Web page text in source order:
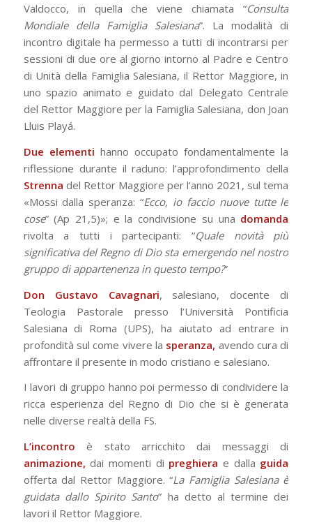
Valdocco, in quella che viene chiamata “Consulta
Mondiale della Famiglia Salesiana”. La modalità di
incontro digitale ha permesso a tutti di incontrarsi per
sessioni di due ore al giorno intorno al Padre e Centro
di Unità della Famiglia Salesiana, il Rettor Maggiore, in
uno spazio animato e guidato dal Delegato Centrale
del Rettor Maggiore per la Famiglia Salesiana, don Joan
Lluis Playá.
Due elementi hanno occupato fondamentalmente la
riflessione durante il raduno: l’approfondimento della
Strenna del Rettor Maggiore per l’anno 2021, sul tema
«Mossi dalla speranza: “Ecco, io faccio nuove tutte le
cose” (Ap 21,5)»; e la condivisione su una domanda
rivolta a tutti i partecipanti: “Quale novità più
significativa del Regno di Dio sta emergendo nel nostro
gruppo di appartenenza in questo tempo?”
Don Gustavo Cavagnari, salesiano, docente di
Teologia Pastorale presso l’Università Pontificia
Salesiana di Roma (UPS), ha aiutato ad entrare in
profondità sul come vivere la speranza, avendo cura di
affrontare il presente in modo cristiano e salesiano.
I lavori di gruppo hanno poi permesso di condividere la
ricca esperienza del Regno di Dio che si è generata
nelle diverse realtà della FS.
L’incontro è stato arricchito dai messaggi di
animazione, dai momenti di preghiera e dalla guida
offerta dal Rettor Maggiore. “La Famiglia Salesiana è
guidata dallo Spirito Santo” ha detto al termine dei
lavori il Rettor Maggiore.